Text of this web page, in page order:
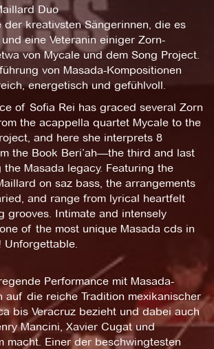
Duo
der kreativsten Sängerinnen, die es
eine Veteranin einiger Zorn-
von Mycale und dem Song Project.
von Masada-Kompositionen
energetisch und gefühlvoll.
of Sofia Rei has graced several Zorn
the acappella quartet Mycale to the
and here she interprets 8
the Book Beri’ah—the third and last
Masada legacy. Featuring the
on saz bass, the arrangements
and range from lyrical heartfelt
grooves. Intimate and intensely
of the most unique Masada cds in
Performance mit Masada-
auf die reiche Tradition mexikanischer
bis Veracruz bezieht und dabei auch
Mancini, Xavier Cugat und
macht. Einer der beschwingtesten